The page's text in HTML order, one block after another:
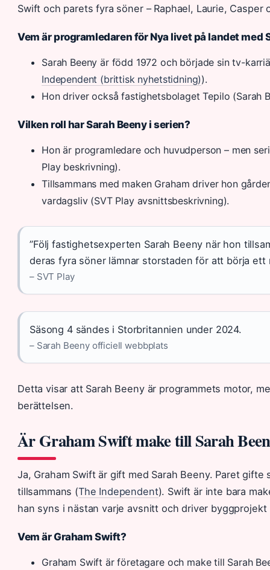
Swift och parets fyra söner – Raphael, Laurie, Casper
Vem är programledaren för Nya livet på landet med
Sarah Beeny är född 1972 och började sin tv-
Independent (brittisk nyhetstidning)).
Hon driver också fastighetsbolaget Tepilo (Sarah
Vilken roll har Sarah Beeny i serien?
Hon är programledare och huvudperson – men
Play beskrivning).
Tillsammans med maken Graham driver hon
vardagsliv (SVT Play avsnittsbeskrivning).
”Följ fastighetsexperten Sarah Beeny när hon
deras fyra söner lämnar storstaden för att börja ett
– SVT Play
Säsong 4 sändes i Storbritannien under 2024.
– Sarah Beeny officiell webbplats
Detta visar att Sarah Beeny är programmets motor,
berättelsen.
Är Graham Swift make till Sarah
Ja, Graham Swift är gift med Sarah Beeny. Paret
tillsammans (The Independent). Swift är inte bara
han syns i nästan varje avsnitt och driver byggprojekt
Vem är Graham Swift?
Graham Swift är företagare och make till Sarah